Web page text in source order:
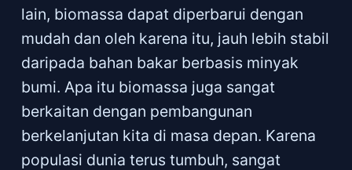
lain, biomassa dapat diperbarui dengan
mudah dan oleh karena itu, jauh lebih stabil
daripada bahan bakar berbasis minyak
bumi. Apa itu biomassa juga sangat
berkaitan dengan pembangunan
berkelanjutan kita di masa depan. Karena
populasi dunia terus tumbuh, sangat